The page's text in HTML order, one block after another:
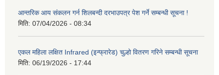
आन्तरिक आय संकलन गर्न शिलबन्दी दरभाउपत्र पेश गर्ने सम्बन्धी सूचना !
मिति: 07/04/2026 - 08:34
एकल महिला लक्षित Infrared (इन्फ्रारेड) चुल्हो वितरण गरिने सम्बन्धी सूचना
मिति: 06/19/2026 - 17:44